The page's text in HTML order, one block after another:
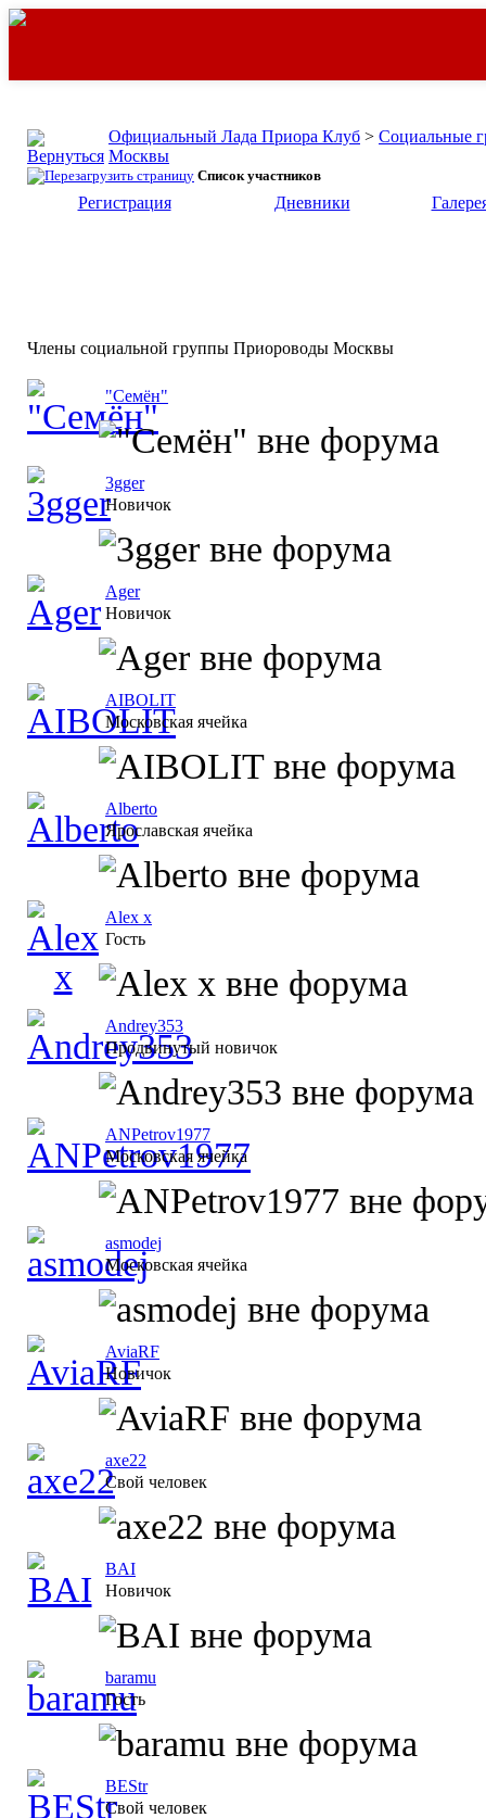
Официальный Лада Приора Клуб > Социальные
Москвы
Список участников
Регистрация Дневники
Члены социальной группы Приороводы Москвы
"Семён"
3gger
Новичок
Ager
Новичок
AIBOLIT
Московская ячейка
Alberto
Ярославская ячейка
Alex x
Гость
Andrey353
Продвинутый новичок
ANPetrov1977
Московская ячейка
asmodej
Московская ячейка
AviaRF
Новичок
axe22
Свой человек
BAI
Новичок
baramu
Гость
BEStr
Свой человек